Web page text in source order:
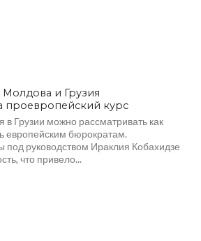
и Грузия
проевропейский курс
Грузии можно рассматривать как
европейским бюрократам.
под руководством Ираклия Кобахидзе
что привело...